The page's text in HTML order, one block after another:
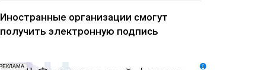
Иностранные организации смогут
получить электронную подпись